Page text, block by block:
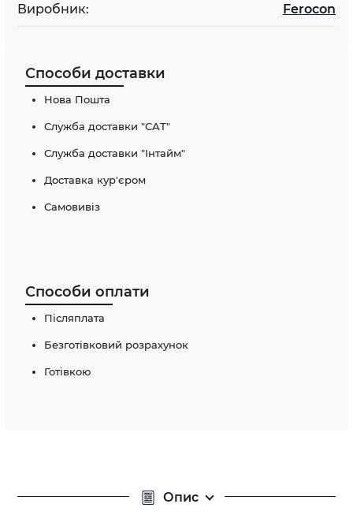
Виробник: Ferocon
Способи доставки
Нова Пошта
Служба доставки "САТ"
Служба доставки "Інтайм"
Доставка кур'єром
Самовивіз
Способи оплати
Післяплата
Безготівковий розрахунок
Готівкою
Опис